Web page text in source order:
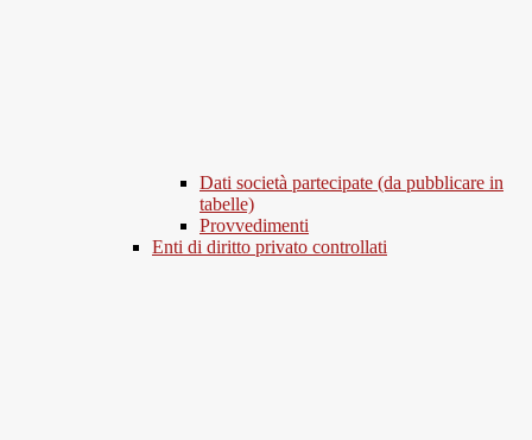
Dati società partecipate (da pubblicare in
tabelle)
Provvedimenti
Enti di diritto privato controllati